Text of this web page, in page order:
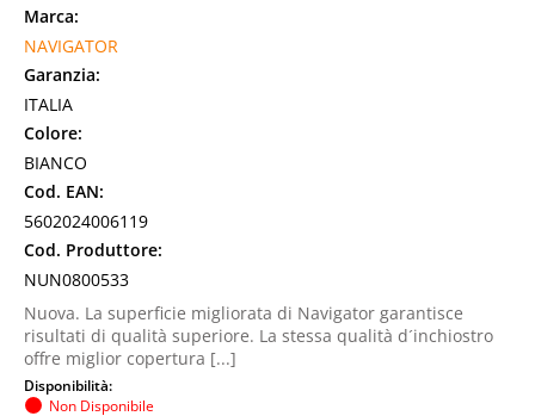
Marca:
NAVIGATOR
Garanzia:
ITALIA
Colore:
BIANCO
Cod. EAN:
5602024006119
Cod. Produttore:
NUN0800533
Nuova. La superficie migliorata di Navigator garantisce
risultati di qualità superiore. La stessa qualità d´inchiostro
offre miglior copertura [...]
Disponibilità:
Non Disponibile